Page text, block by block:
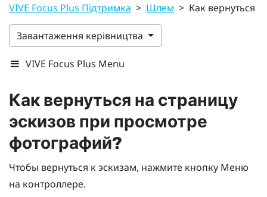
VIVE Focus Plus Підтримка > Шлем > Как вернуться
Завантаження керівництва
VIVE Focus Plus Menu
Как вернуться на страницу
эскизов при просмотре
фотографий?
Чтобы вернуться к эскизам, нажмите кнопку Меню
на контроллере.